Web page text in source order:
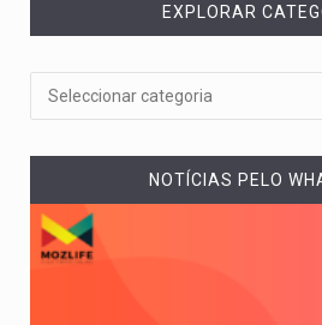
EXPLORAR
NOTÍCIAS PELO